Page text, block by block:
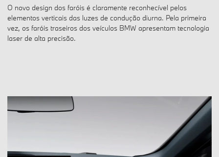
O novo design dos faróis é claramente reconhecível pelos
elementos verticais das luzes de condução diurna. Pela primeira
vez, os faróis traseiros dos veículos BMW apresentam tecnologia
laser de alta precisão.